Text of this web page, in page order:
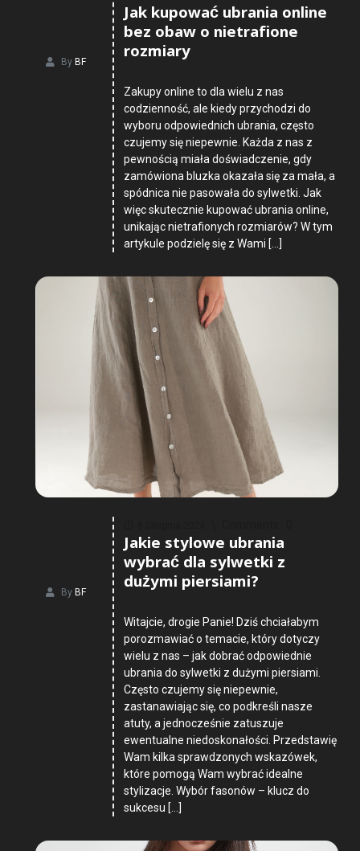
By BF
Jak kupować ubrania online
bez obaw o nietrafione
rozmiary
Zakupy online to dla wielu z nas
codzienność, ale kiedy przychodzi do
wyboru odpowiednich ubrania, często
czujemy się niepewnie. Każda z nas z
pewnością miała doświadczenie, gdy
zamówiona bluzka okazała się za mała, a
spódnica nie pasowała do sylwetki. Jak
więc skutecznie kupować ubrania online,
unikając nietrafionych rozmiarów? W tym
artykule podzielę się z Wami […]
By BF
Jakie stylowe ubrania
wybrać dla sylwetki z
dużymi piersiami?
Witajcie, drogie Panie! Dziś chciałabym
porozmawiać o temacie, który dotyczy
wielu z nas – jak dobrać odpowiednie
ubrania do sylwetki z dużymi piersiami.
Często czujemy się niepewnie,
zastanawiając się, co podkreśli nasze
atuty, a jednocześnie zatuszuje
ewentualne niedoskonałości. Przedstawię
Wam kilka sprawdzonych wskazówek,
które pomogą Wam wybrać idealne
stylizacje. Wybór fasonów – klucz do
sukcesu […]